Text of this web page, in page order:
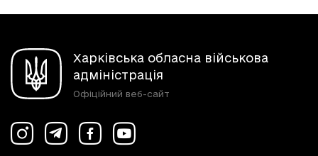
Харківська обласна військова
адміністрація
Офіційний веб-сайт